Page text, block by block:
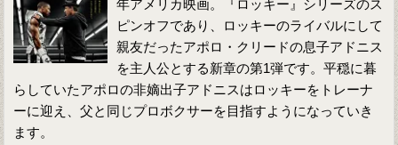
年アメリカ映画。『ロッキー』シリーズのス
ピンオフであり、ロッキーのライバルにして
親友だったアポロ・クリードの息子アドニス
を主人公とする新章の第1弾です。平穏に暮
らしていたアポロの非嫡出子アドニスはロッキーをトレーナ
ーに迎え、父と同じプロボクサーを目指すようになっていき
ます。